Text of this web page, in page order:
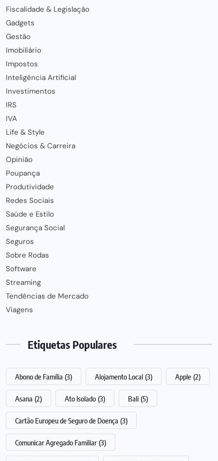
Fiscalidade & Legislação
Gadgets
Gestão
Imobiliário
Impostos
Inteligência Artificial
Investimentos
IRS
IVA
Life & Style
Negócios & Carreira
Opinião
Poupança
Produtividade
Redes Sociais
Saúde e Estilo
Segurança Social
Seguros
Sobre Rodas
Software
Streaming
Tendências de Mercado
Viagens
Etiquetas Populares
Abono de Família (3) Alojamento Local (3) Apple (2)
Asana (2) Ato Isolado (3) Bali (5)
Cartão Europeu de Seguro de Doença (3)
Comunicar Agregado Familiar (3)